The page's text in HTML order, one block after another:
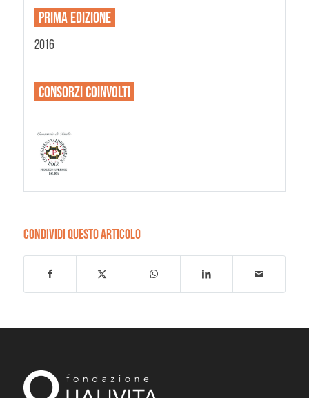
PRIMA EDIZIONE
2016
CONSORZICOINVOLTI
CONDIVIDI QUESTO ARTICOLO